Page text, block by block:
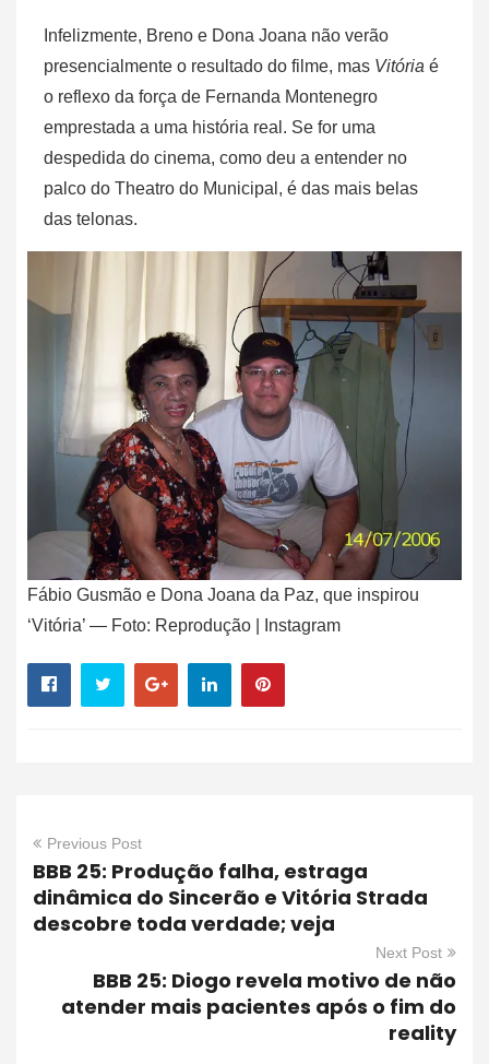
Infelizmente, Breno e Dona Joana não verão
presencialmente o resultado do filme, mas Vitória é
o reflexo da força de Fernanda Montenegro
emprestada a uma história real. Se for uma
despedida do cinema, como deu a entender no
palco do Theatro do Municipal, é das mais belas
das telonas.
Fábio Gusmão e Dona Joana da Paz, que inspirou
‘Vitória’ — Foto: Reprodução | Instagram
Previous Post
BBB 25: Produção falha, estraga
dinâmica do Sincerão e Vitória Strada
descobre toda verdade; veja
Next Post
BBB 25: Diogo revela motivo de não
atender mais pacientes após o fim do
reality